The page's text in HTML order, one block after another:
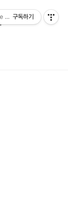
& Powerful
구독하기